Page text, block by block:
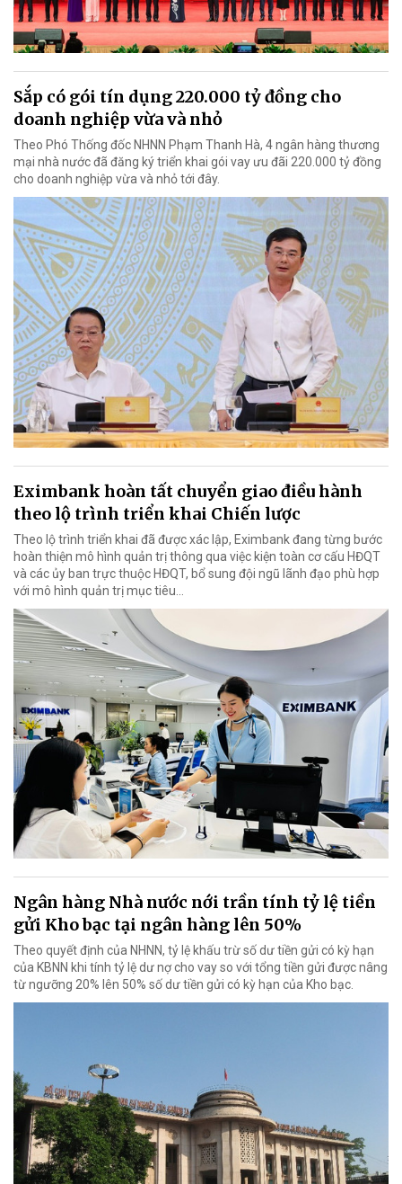
Sắp có gói tín dụng 220.000 tỷ đồng cho
doanh nghiệp vừa và nhỏ
Theo Phó Thống đốc NHNN Phạm Thanh Hà, 4 ngân hàng thương
mại nhà nước đã đăng ký triển khai gói vay ưu đãi 220.000 tỷ đồng
cho doanh nghiệp vừa và nhỏ tới đây.
Eximbank hoàn tất chuyển giao điều hành
theo lộ trình triển khai Chiến lược
Theo lộ trình triển khai đã được xác lập, Eximbank đang từng bước
hoàn thiện mô hình quản trị thông qua việc kiện toàn cơ cấu HĐQT
và các ủy ban trực thuộc HĐQT, bổ sung đội ngũ lãnh đạo phù hợp
với mô hình quản trị mục tiêu...
Ngân hàng Nhà nước nới trần tính tỷ lệ tiền
gửi Kho bạc tại ngân hàng lên 50%
Theo quyết định của NHNN, tỷ lệ khấu trừ số dư tiền gửi có kỳ hạn
của KBNN khi tính tỷ lệ dư nợ cho vay so với tổng tiền gửi được nâng
từ ngưỡng 20% lên 50% số dư tiền gửi có kỳ hạn của Kho bạc.